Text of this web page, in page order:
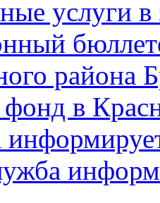
услуги в
района
в